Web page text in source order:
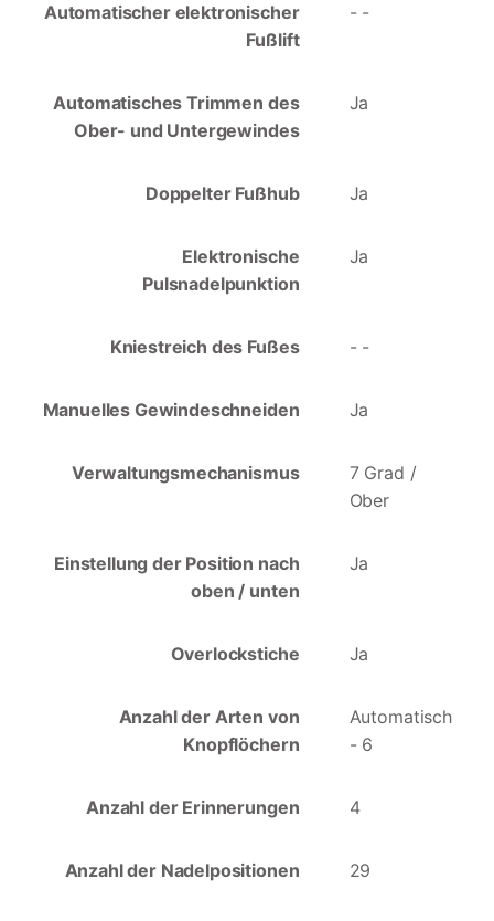
Automatischer elektronischer
Fußlift
- -
Automatisches Trimmen des
Ober- und Untergewindes
Ja
Doppelter Fußhub Ja
Elektronische
Pulsnadelpunktion
Ja
Kniestreich des Fußes - -
Manuelles Gewindeschneiden Ja
Verwaltungsmechanismus
7 Grad /
Ober
Einstellung der Position nach
oben / unten
Ja
Overlockstiche Ja
Anzahl der Arten von
Knopflöchern
Automatisch
- 6
Anzahl der Erinnerungen 4
Anzahl der Nadelpositionen 29